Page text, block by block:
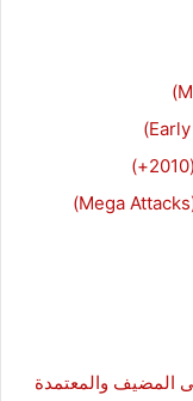
الجيل الخامس: الموجات الكبرى (Mega Attacks)
المضيف والمعتمدة